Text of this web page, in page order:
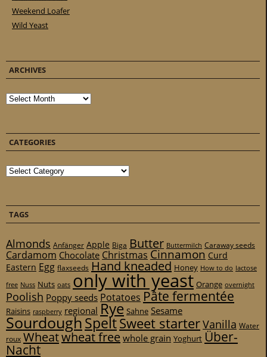
Weekend Loafer
Wild Yeast
ARCHIVES
Archives
CATEGORIES
Categories
TAGS
Almonds Anfänger Apple Biga Butter Buttermilch Caraway seeds
Cardamom Chocolate Christmas Cinnamon Curd
Eastern Egg flaxseeds Hand kneaded Honey How to do lactose
free Nuss Nuts oats only with yeast Orange overnight
Poolish Poppy seeds Potatoes Pâte fermentée
Raisins raspberry regional Rye Sahne Sesame
SourdoughSpeltSweet starterVanilla Water
roux Wheatwheat freewhole grain Yoghurt Über-
Nacht